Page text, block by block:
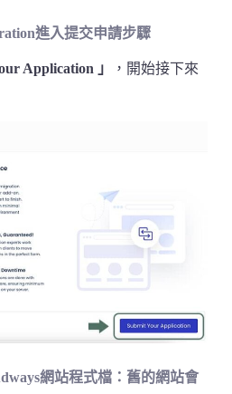
進入提交申請步驟
Application 」
，開始接下來
網站程式檔：舊的網站會